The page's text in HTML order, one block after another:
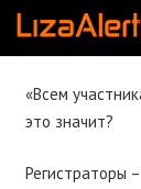
«Всем
это значит?
Регистраторы